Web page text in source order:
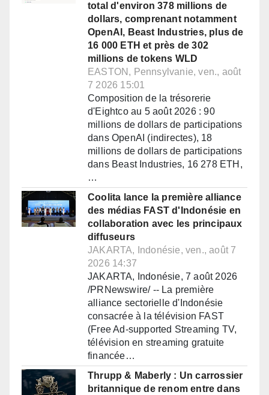
total d'environ 378 millions de
dollars, comprenant notamment
OpenAI, Beast Industries, plus de
16 000 ETH et près de 302
millions de tokens WLD
EASTON, Pennsylvanie, ven., août
7 2026 15:01
Composition de la trésorerie
d'Eightco au 5 août 2026 : 90
millions de dollars de participations
dans OpenAI (indirectes), 18
millions de dollars de participations
dans Beast Industries, 16 278 ETH,
…
Coolita lance la première alliance
des médias FAST d'Indonésie en
collaboration avec les principaux
diffuseurs
JAKARTA, Indonésie, ven., août 7
2026 14:37
JAKARTA, Indonésie, 7 août 2026
/PRNewswire/ -- La première
alliance sectorielle d'Indonésie
consacrée à la télévision FAST
(Free Ad-supported Streaming TV,
télévision en streaming gratuite
financée…
Thrupp & Maberly : Un carrossier
britannique de renom entre dans